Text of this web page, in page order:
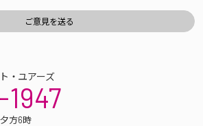
・ユアーズ
方6時